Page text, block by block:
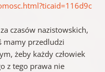
czasów nazistowskich,
mamy przedludzi
żeby każdy człowiek
z tego prawa nie